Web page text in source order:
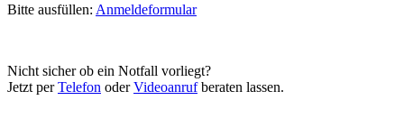
Bitte ausfüllen: Anmeldeformular
Nicht sicher ob ein Notfall vorliegt?
Jetzt perTelefon oderVideoanrufberaten lassen.